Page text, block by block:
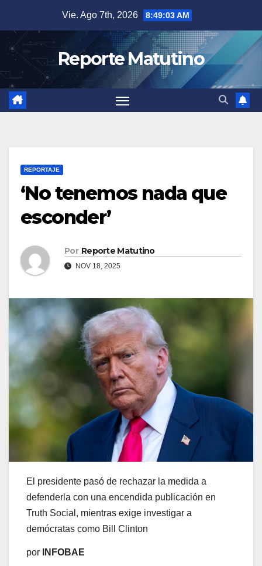
contenido
Vie. Ago 7th, 2026 8:49:04 AM
Reporte Matutino
REPORTAJE
‘No tenemos nada que
esconder’
Por Reporte Matutino
NOV 18, 2025
El presidente pasó de rechazar la medida a
defenderla con una encendida publicación en
Truth Social, mientras exige investigar a
demócratas como Bill Clinton
por INFOBAE